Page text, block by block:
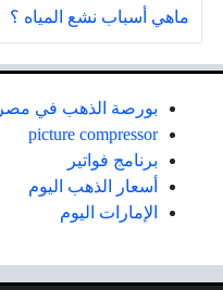
ماهي أسباب نشع المياه ؟
بورصة الذهب في مصر
picture compressor
برنامج فواتير
أسعار الذهب اليوم
الإمارات اليوم